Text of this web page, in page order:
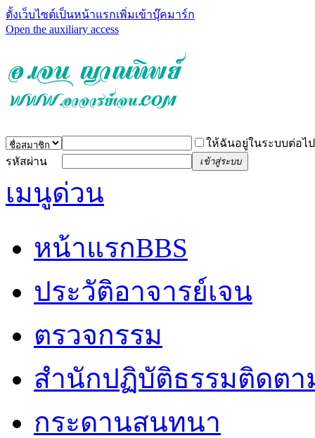
ตั้งเว็บไซต์เป็นหน้าแรกเพิ่มเข้าบุ๊คมาร์ก
Open the auxiliary access
ให้ฉันอยู่ในระบบต่อไป
รหัสผ่าน
เข้าสู่ระบบ
เมนูด่วน
หน้าแรกBBS
ประวัติอาจารย์เจน
ตรวจกรรม
สำนักปฏิบัติธรรมติดต
กระดานสนทนา